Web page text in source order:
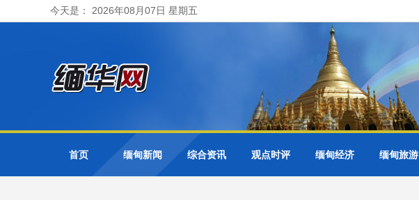
今天是： 2026年08月07日 星期五
首页 缅甸新闻 综合资讯 观点时评 缅甸经济 缅甸旅游